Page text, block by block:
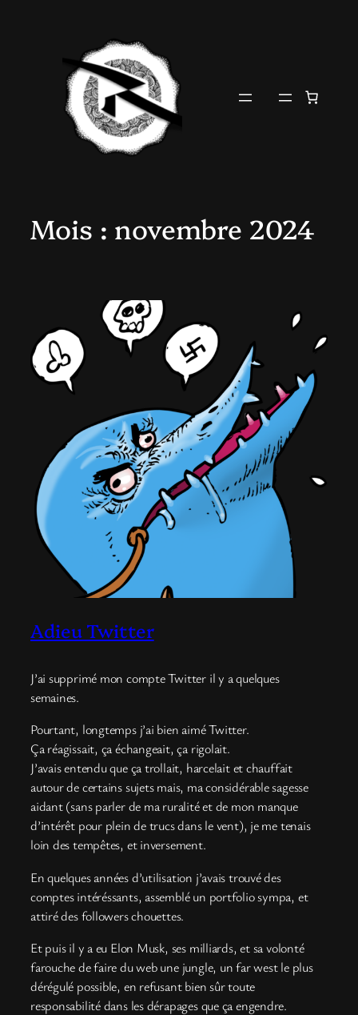
Mois : novembre 2024
Adieu Twitter
J’ai supprimé mon compte Twitter il y a quelques
semaines.
Pourtant, longtemps j’ai bien aimé Twitter.
Ça réagissait, ça échangeait, ça rigolait.
J’avais entendu que ça trollait, harcelait et chauffait
autour de certains sujets mais, ma considérable sagesse
aidant (sans parler de ma ruralité et de mon manque
d’intérêt pour plein de trucs dans le vent), je me tenais
loin des tempêtes, et inversement.
En quelques années d’utilisation j’avais trouvé des
comptes intéréssants, assemblé un portfolio sympa, et
attiré des followers chouettes.
Et puis il y a eu Elon Musk, ses milliards, et sa volonté
farouche de faire du web une jungle, un far west le plus
dérégulé possible, en refusant bien sûr toute
responsabilité dans les dérapages que ça engendre.